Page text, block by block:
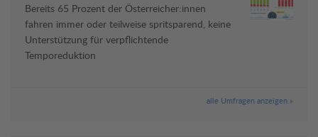
Bereits 65 Prozent der Österreicher:innen
fahren immer oder teilweise spritsparend, keine
Unterstützung für verpflichtende
Temporeduktion
alle Umfragen anzeigen »